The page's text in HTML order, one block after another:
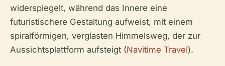
widerspiegelt, während das Innere eine
futuristischere Gestaltung aufweist, mit einem
spiralförmigen, verglasten Himmelsweg, der zur
Aussichtsplattform aufsteigt (Navitime Travel).